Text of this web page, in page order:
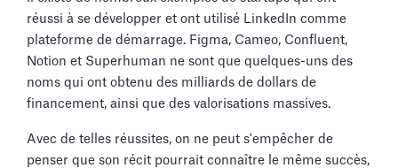
réussi à se développer et ont utilisé LinkedIn comme
plateforme de démarrage. Figma, Cameo, Confluent,
Notion et Superhuman ne sont que quelques-uns des
noms qui ont obtenu des milliards de dollars de
financement, ainsi que des valorisations massives.
Avec de telles réussites, on ne peut s'empêcher de
penser que son récit pourrait connaître le même succès,